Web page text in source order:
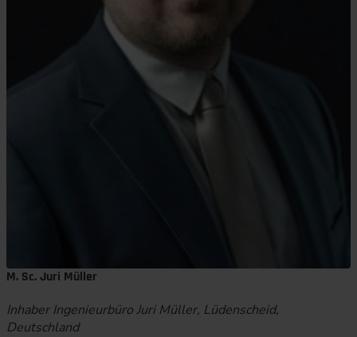
M. Sc. Juri Müller
Inhaber Ingenieurbüro Juri Müller, Lüdenscheid,
Deutschland